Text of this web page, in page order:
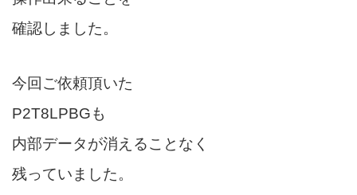
確認しました。
今回ご依頼頂いた
P2T8LPBGも
内部データが消えることなく
残っていました。